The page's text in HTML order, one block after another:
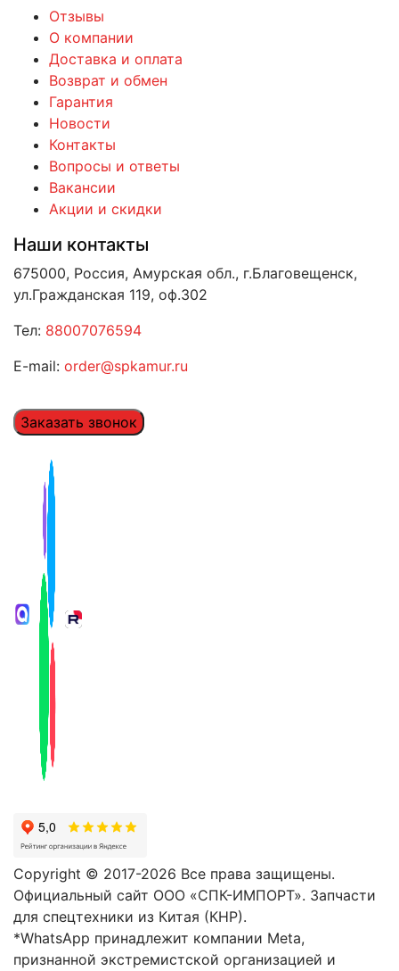
Отзывы
О компании
Доставка и оплата
Возврат и обмен
Гарантия
Новости
Контакты
Вопросы и ответы
Вакансии
Акции и скидки
Наши контакты
675000, Россия, Амурская обл., г.Благовещенск,
ул.Гражданская 119, оф.302
Тел: 88007076594
E-mail: order@spkamur.ru
Заказать звонок
Copyright © 2017-2026 Все права защищены.
Официальный сайт ООО «СПК-ИМПОРТ». Запчасти
для спецтехники из Китая (КНР).
*WhatsApp принадлежит компании Meta,
признанной экстремистской организацией и